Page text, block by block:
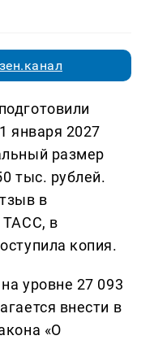
января 2027
размер
тыс. рублей.
в
ТАСС, в
копия.
уровне 27 093
внести в
«О